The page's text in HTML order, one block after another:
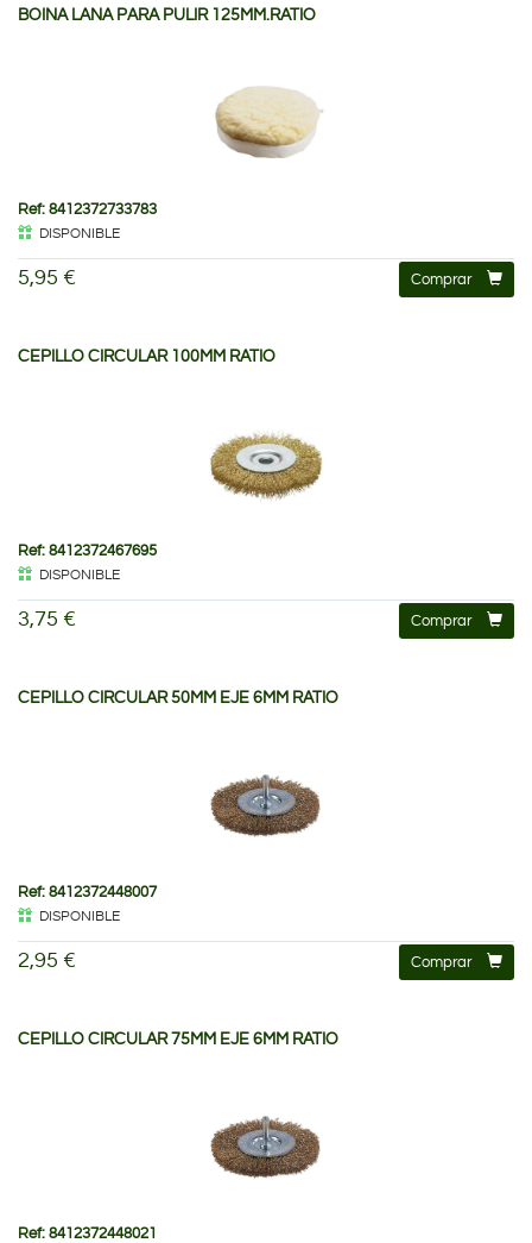
BOINA LANA PARA PULIR 125MM.RATIO
Ref: 8412372733783
DISPONIBLE
5,95 € Comprar
CEPILLO CIRCULAR 100MM RATIO
Ref: 8412372467695
DISPONIBLE
3,75 € Comprar
CEPILLO CIRCULAR 50MM EJE 6MM RATIO
Ref: 8412372448007
DISPONIBLE
2,95 € Comprar
CEPILLO CIRCULAR 75MM EJE 6MM RATIO
Ref: 8412372448021